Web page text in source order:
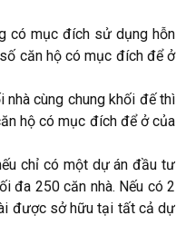
có mục đích sử dụng hỗn
căn hộ có mục đích để ở
nhà cùng chung khối đế thì
hộ có mục đích để ở của
chỉ có một dự án đầu tư
đa 250 căn nhà. Nếu có 2
được sở hữu tại tất cả dự